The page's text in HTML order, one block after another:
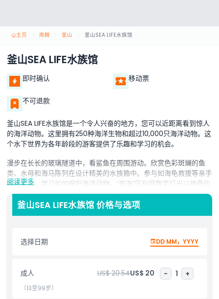
主页 南韓 釜山 釜山SEA LIFE水族馆
釜山SEA LIFE水族馆
即时确认 移动票
不可退款
釜山SEA LIFE水族馆是一个令人兴奋的地方，您可以近距离看到惊人
的海洋动物。这里拥有250种海洋生物和超过10,000只海洋动物。这
个水下世界为各年龄段的游客提供了乐趣和学习的机会。
漫步在长长的玻璃隧道中，看鲨鱼在周围游动。欣赏色彩斑斓的鱼
类、水母和海马陈列在设计精美的水族箱中。参与如海龟救援等亲手
操作活动，学习如何保护海洋动物。“夜海”区利用数字灯光以神奇的
方式展示了深海的美丽。
界，留下难忘的回忆。
阅读更多
釜山SEA LIFE水族馆 价格与选项
选择日期 DD MM，YYYY
成人 US$ 20.54US$ 20 - 1 +
（13至99岁）